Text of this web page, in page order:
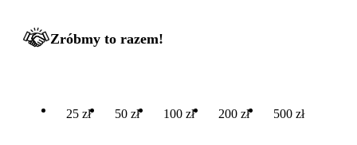
Zróbmy to razem!
25 zł 50 zł 100 zł 200 zł 500 zł